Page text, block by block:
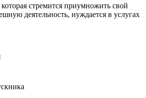
стремится приумножить свой
деятельность, нуждается в услугах